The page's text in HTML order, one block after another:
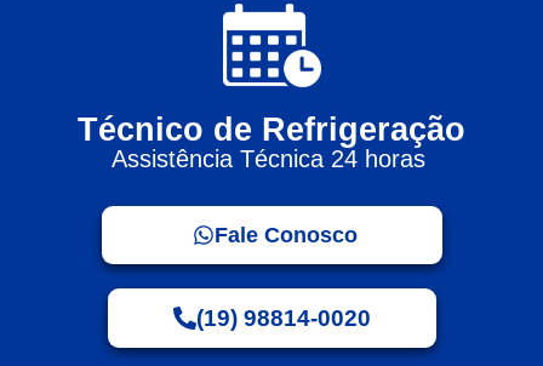
Técnico de Refrigeração
Assistência Técnica 24 horas
Fale Conosco
(19) 98814-0020